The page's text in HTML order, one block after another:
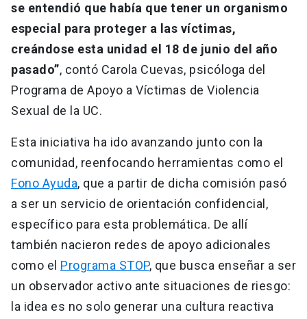
se entendió que había que tener un organismo
especial para proteger a las víctimas,
creándose esta unidad el 18 de junio del año
pasado”, contó Carola Cuevas, psicóloga del
Programa de Apoyo a Víctimas de Violencia
Sexual de la UC.
Esta iniciativa ha ido avanzando junto con la
comunidad, reenfocando herramientas como el
Fono Ayuda, que a partir de dicha comisión pasó
a ser un servicio de orientación confidencial,
específico para esta problemática. De allí
también nacieron redes de apoyo adicionales
como el Programa STOP, que busca enseñar a ser
un observador activo ante situaciones de riesgo:
la idea es no solo generar una cultura reactiva